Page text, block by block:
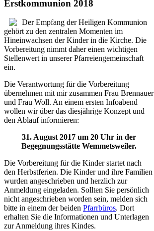
Erstkommunion 2018
Der Empfang der Heiligen Kommunion
gehört zu den zentralen Momenten im
Hineinwachsen der Kinder in die Kirche. Die
Vorbereitung nimmt daher einen wichtigen
Stellenwert in unserer Pfarreiengemeinschaft
ein.
Die Verantwortung für die Vorbereitung
übernehmen mit mir zusammen Frau Brennauer
und Frau Woll. An einem ersten Infoabend
wollen wir über das diesjährige Konzept und
den Ablauf informieren:
31. August 2017 um 20 Uhr in der
Begegnungsstätte Wemmetsweiler.
Die Vorbereitung für die Kinder startet nach
den Herbstferien. Die Kinder und ihre Familien
wurden angeschrieben und herzlich zur
Anmeldung eingeladen. Sollten Sie persönlich
nicht angeschrieben worden sein, melden sich
bitte in einem der beiden Pfarrbüros. Dort
erhalten Sie die Informationen und Unterlagen
zur Anmeldung ihres Kindes.